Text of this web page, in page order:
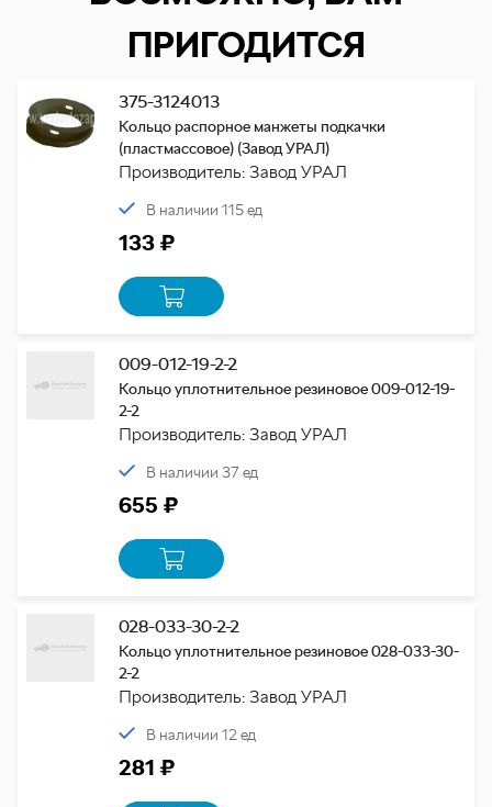
ПРИГОДИТСЯ
375-3124013
Кольцо распорное манжеты подкачки
(пластмассовое) (Завод УРАЛ)
Производитель: Завод УРАЛ
В наличии 115 ед
133 ₽
009-012-19-2-2
Кольцо уплотнительное резиновое 009-012-19-
2-2
Производитель: Завод УРАЛ
В наличии 37 ед
655 ₽
028-033-30-2-2
Кольцо уплотнительное резиновое 028-033-30-
2-2
Производитель: Завод УРАЛ
В наличии 12 ед
281 ₽